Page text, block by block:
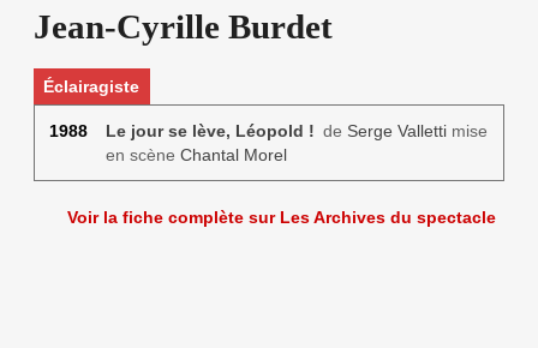
Jean-Cyrille Burdet
Éclairagiste
1988 Le jour se lève, Léopold ! de Serge Vallettimise
en scène Chantal Morel
Voir la fiche complète sur Les Archives du spectacle